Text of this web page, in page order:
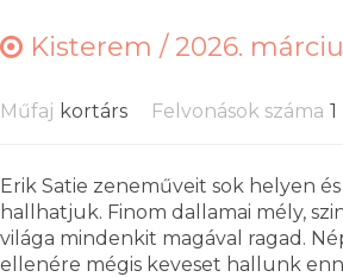
Kisterem /2026.
Műfaj kortárs Felvonások száma 1
Erik Satie zeneműveit sok helyen és
hallhatjuk. Finom dallamai mély,
világa mindenkit magával ragad.
ellenére mégis keveset hallunk